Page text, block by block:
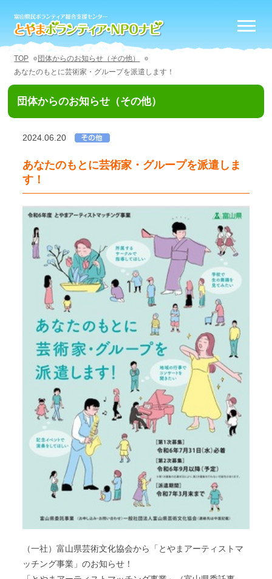
TOP
団体からのお知らせ（その他）
あなたのもとに芸術家・グループを派遣します！
団体からのお知らせ（その他）
2024.06.20
あなたのもとに芸術家・グループを派遣しま
す！
（一社）富山県芸術文化協会から「とやまアーティストマ
ッチング事業」のお知らせ！